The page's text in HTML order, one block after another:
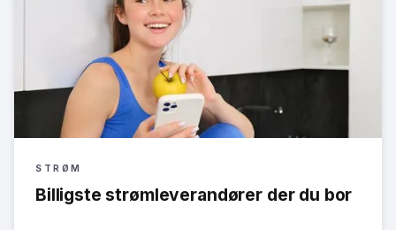
STRØM
Billigste strømleverandører der du bor